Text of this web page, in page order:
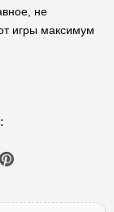
не
игры максимум